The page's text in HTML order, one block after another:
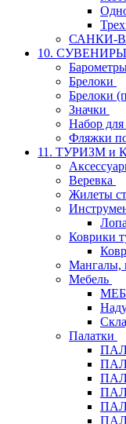
САНКИ-
10. СУВЕНИРЫ
Брелоки
Брелоки
Значки
Набор
Фляжки
11. ТУРИЗМ и
Веревка
Жилеты
Коврики
Мангалы,
Мебель
Палатки